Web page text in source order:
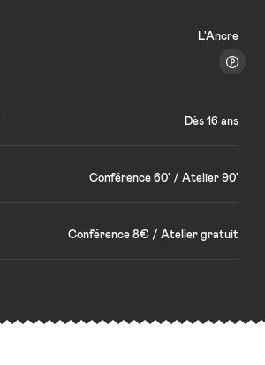
L'Ancre
Dès 16 ans
Conférence 60' / Atelier 90'
Conférence 8€ / Atelier gratuit